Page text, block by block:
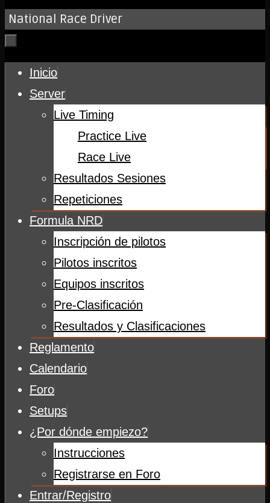
National Race Driver
Saltar
contenido
Inicio
Server
Live Timing
Practice Live
Race Live
Resultados Sesiones
Repeticiones
Formula NRD
Inscripción de pilotos
Pilotos inscritos
Equipos inscritos
Pre-Clasificación
Resultados y Clasificaciones
Reglamento
Calendario
Foro
Setups
¿Por dónde empiezo?
Instrucciones
Registrarse en Foro
Entrar/Registro